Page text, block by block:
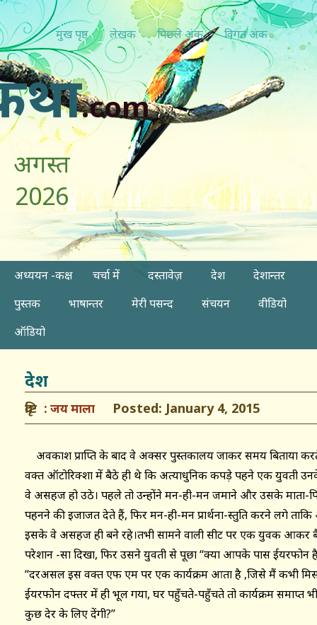
मुख पृष्ठ लेखक पिछ्ले अंक विगत अंक
.com
अगस्त
2026
अध्ययन -कक्ष चर्चा में दस्तावेज़ देश
देशान्तर
पुस्तक
भाषान्तर मेरी पसन्द संचयन
वीडियो
ऑडियो
देश
दृष्टि जय माला Posted: January 4, 2015
अवकाश प्राप्ति के बाद वे अक्सर पुस्तकालय जाकर समय बिताया
वक्त ऑटोरिक्शा में बैठे ही थे कि अत्याधुनिक कपड़े पहने एक युवती
वे असहज हो उठे। पहले तो उन्होंने मन-ही-मन जमाने और उसके माता-
पहनने की इजाजत देते हैं, फिर मन-ही-मन प्रार्थना-स्तुति करने लगे
इसके वे असहज ही बने रहे।तभी सामने वाली सीट पर एक युवक आकर
परेशान -सा दिखा, फिर उसने युवती से पूछा ‘‘क्या आपके पास ईयरफोन
‘‘दरअसल इस वक्त एफ एम पर एक कार्यक्रम आता है ,जिसे मैं कभी
ईयरफोन दफ्तर में ही भूल गया, घर पहुँचते-पहुँचते तो कार्यक्रम समाप्त
कुछ देर के लिए देंगी?’’